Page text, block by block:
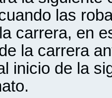
las
carrera, en
la carrera
inicio de la